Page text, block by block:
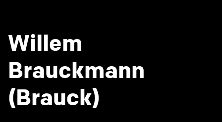
Willem
Brauckmann
(Brauck)